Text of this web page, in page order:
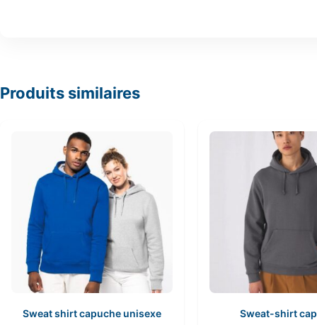
Produits similaires
Sweat shirt capuche unisexe Sweat-shirt